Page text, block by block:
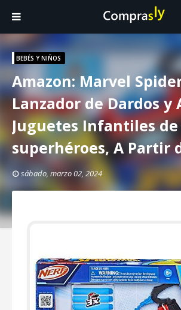
BEBÉS Y NIÑOS
Amazon: Marvel
Lanzador de Dardos y
Juguetes Infantiles de
superhéroes, A Partir
sábado, marzo 02, 2024